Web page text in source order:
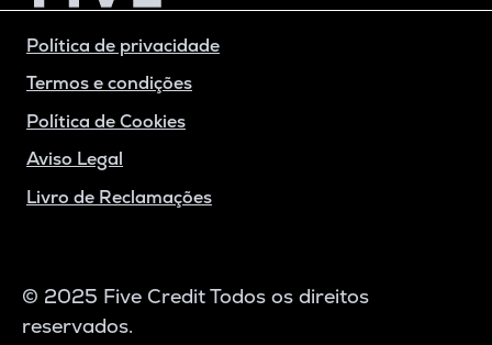
Política de privacidade
Termos e condições
Política de Cookies
Aviso Legal
Livro de Reclamações
© 2025 Five Credit Todos os direitos
reservados.